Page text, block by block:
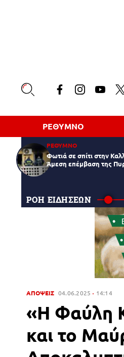
ΡΕΘΥΜΝΟ
ΡΕΘΥΜΝΟ
Φωτιά σε σπίτι στην
Άμεση επέμβαση της
ΡΟΗ ΕΙΔΗΣΕΩΝ
ΑΠΟΨΕΙΣ 04.06.2025 14:14
«Η Φαύλη
και το